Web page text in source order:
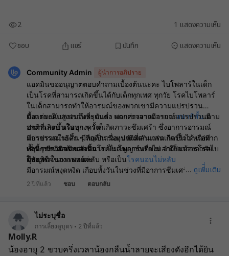
ชอบ แชร์ บันทึก แสดงความเห็น
2 1 แสดงความเห็น
Community Admin ผู้นำการอภิปราย
แอดมินขออนุญาตตอบคำถามเบื้องต้นนะคะ ไบโพลาร์ในเด็ก
เป็นโรคที่สามารถเกิดขึ้นได้กับเด็กทุกเพศ ทุกวัย โรคไบโพลาร์
ในเด็กสามารถทำให้อารมณ์ของพวกเขามีความแปรปรวน
ตั้งแต่ระดับสูงจนถึงระดับต่ำ พวกเขาอาจมีอาการสมาธิสั้นมี
อาการสงบ หรือบางครั้งก็เกิดภาวะซึมเศร้า ซึ่งอาการอารมณ์
แปรปรวนในเด็ก ๆ ถือเป็นเรื่องปกติที่สามารถเกิดขึ้นได้ แต่หาก
เด็ก ๆ มีอาการเหล่านี้อาจเป็นสัญญาณที่บ่งบอกถึงอาการโรคไบ
โพลาร์
มีอารมณ์แปรปรวนที่รุนแรง แตกต่างจากอารมณ์แปรปรวนตาม
ปกติที่เกิดขึ้นในทุก ๆ วัน
มีอาการสมาธิสั้น มีพฤติกรรมหุนหันพลันแล่น ก้าวร้าว หรือมี
พฤติกรรมต่อต้านสังคม
มีปัญหาในการนอนหลับ หรือเป็นโรคนอนไม่หลับ
มีอารมณ์หงุดหงิด เกือบทั้งวันในช่วงที่มีอาการซึมเศร้า
มีความคิดที่อยากฆ่าตัวตาย
รู้สึกไร้ค่า
ทั้งนี้ การวินิจฉัยว่าเป็นโรคไบโพลาร์หรือไม่ จำเป็นต้องอาศัย
ดุลยพินิจของแพทย์ค่ะ
... ดูเพิ่ิ่มเติม
2 ปีที่แล้ว ชอบ ตอบกลับ
ไม่ระบุชื่อ
การเลี้ยงดูบุตร 2 ปีที่แล้ว
Molly.R
น้องอายุ 2 ขวบครึ่งเวลาน้องกลืนน้ำลายจะเสียงดังอึกได้ยิน